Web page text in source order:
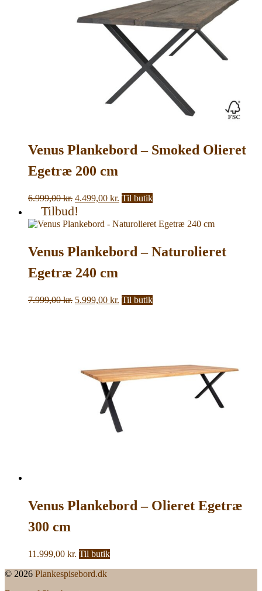
Venus Plankebord – Smoked Olieret
Egetræ 200 cm
6.999,00kr. Den
oprindelige
pris
var:
4.499,00 kr. Den
er:
Til butik
Tilbud!
Venus Plankebord – Naturolieret
Egetræ 240 cm
7.999,00kr. Den
5.999,00 kr. Den
Til butik
Venus Plankebord – Olieret Egetræ
300 cm
11.999,00 kr. Til butik
© 2026 Plankespisebord.dk